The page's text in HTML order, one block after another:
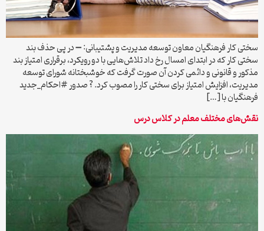
سختی کار فرهنگیان معاون توسعه مدیریت و پشتیبانی: ➖ در پی حذف بند
سختی کار که در ابتدای امسال رخ داد تلاش‌هایی با دو رویکرد، برقراری امتیاز بند
مذکور و قانونی و دائمی کردن آن صورت گرفت که خوشبختانه شورای توسعه
مدیریت، افزایش امتیاز برای سختی کار را مصوب کرد. ? صدور #احکام_جدید
فرهنگیان با […]
نقش‌های مختلف معلم در کلاس درس